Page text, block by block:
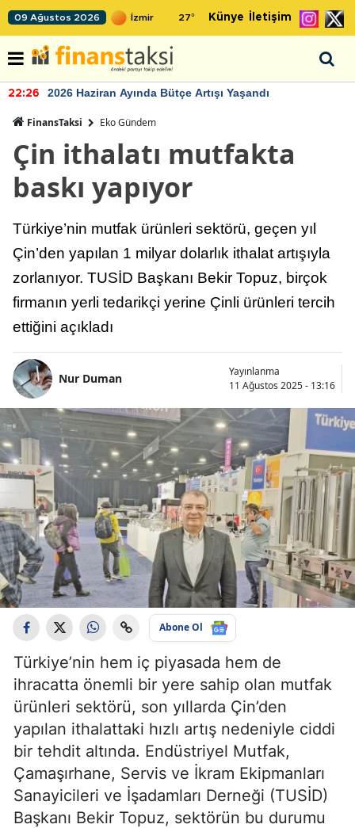
09 Ağustos 2026 27° Künye İletişim
22:26 2026 Haziran Ayında Bütçe Artışı Yaşandı
FinansTaksi Eko Gündem
Çin ithalatı mutfakta
baskı yapıyor
Türkiye’nin mutfak ürünleri sektörü, geçen yıl
Çin’den yapılan 1 milyar dolarlık ithalat artışıyla
zorlanıyor. TUSİD Başkanı Bekir Topuz, birçok
firmanın yerli tedarikçi yerine Çinli ürünleri tercih
ettiğini açıkladı
Nur Duman
Yayınlanma
11 Ağustos 2025 - 13:16
Abone Ol
Türkiye’nin hem iç piyasada hem de
ihracatta önemli bir yere sahip olan mutfak
ürünleri sektörü, son yıllarda Çin’den
yapılan ithalattaki hızlı artış nedeniyle ciddi
bir tehdit altında. Endüstriyel Mutfak,
Çamaşırhane, Servis ve İkram Ekipmanları
Sanayicileri ve İşadamları Derneği (TUSİD)
Başkanı Bekir Topuz, sektörün bu durumu